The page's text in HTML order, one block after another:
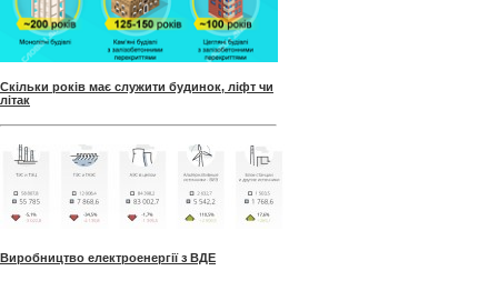
Скільки років має служити будинок, ліфт чи
літак
Виробництво електроенергії з ВДЕ